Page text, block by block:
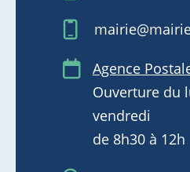
Agence
Ouverture du
vendredi
de 8h30 à 12h